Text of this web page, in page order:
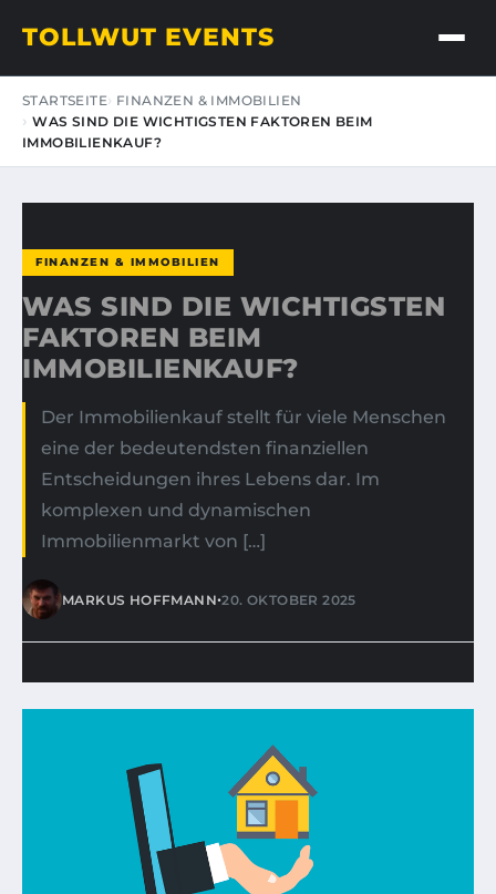
TOLLWUT EVENTS
STARTSEITE FINANZEN & IMMOBILIEN
WAS SIND DIE WICHTIGSTEN FAKTOREN BEIM
IMMOBILIENKAUF?
FINANZEN & IMMOBILIEN
WAS SIND DIE WICHTIGSTEN
FAKTOREN BEIM
IMMOBILIENKAUF?
Der Immobilienkauf stellt für viele Menschen
eine der bedeutendsten finanziellen
Entscheidungen ihres Lebens dar. Im
komplexen und dynamischen
Immobilienmarkt von […]
MARKUS HOFFMANN•20. OKTOBER 2025